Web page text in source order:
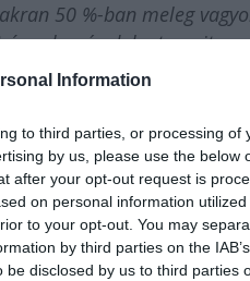
Information
to third parties, or processing of
by us, please use the below
after your opt-out request is
on personal information
to your opt-out. You may
by third parties on the
disclosed by us to third parties
50 %-ban meleg
sok más dolgot, amit az
Williams, aki arról is
megfilmesíti az életét.